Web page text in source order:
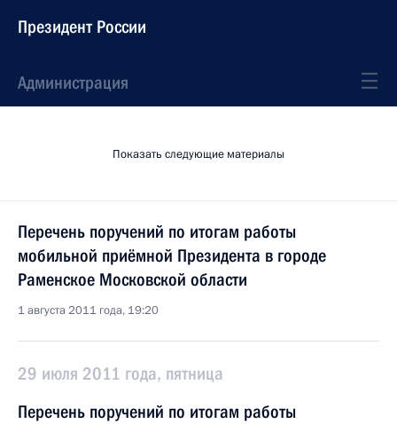
Президент России
Администрация
Показать следующие материалы
Перечень поручений по итогам работы
мобильной приёмной Президента в городе
Раменское Московской области
1 августа 2011 года, 19:20
29 июля 2011 года, пятница
Перечень поручений по итогам работы